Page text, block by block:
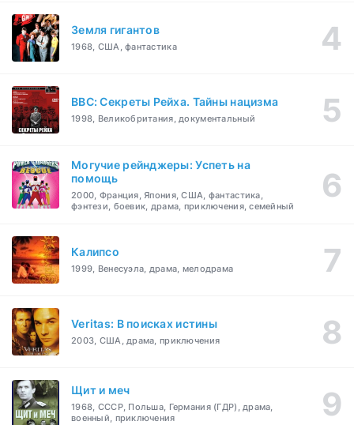
Земля гигантов
1968, США, фантастика
BBC: Секреты Рейха. Тайны нацизма
1998, Великобритания, документальный
Могучие рейнджеры: Успеть на
помощь
2000, Франция, Япония, США, фантастика,
фэнтези, боевик, драма, приключения, семейный
Калипсо
1999, Венесуэла, драма, мелодрама
Veritas: В поисках истины
2003, США, драма, приключения
Щит и меч
1968, СССР, Польша, Германия (ГДР), драма,
военный, приключения